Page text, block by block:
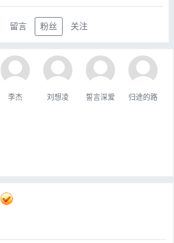
留言 粉丝 关注
李杰 刘想凌 誓言深爱 归途的路